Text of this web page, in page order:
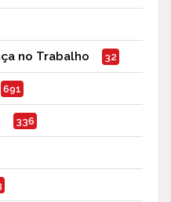
no Trabalho 32
691
336